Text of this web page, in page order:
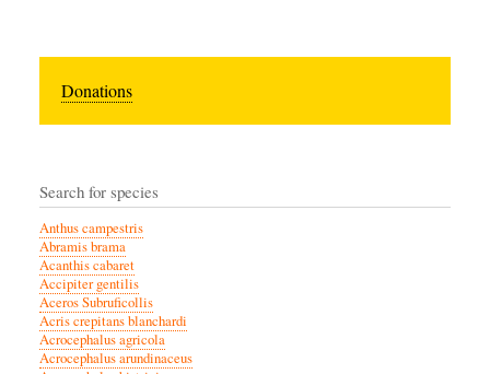
Donations
Search for species
Anthus campestris
Abramis brama
Acanthis cabaret
Accipiter gentilis
Aceros Subruficollis
Acris crepitans blanchardi
Acrocephalus agricola
Acrocephalus arundinaceus